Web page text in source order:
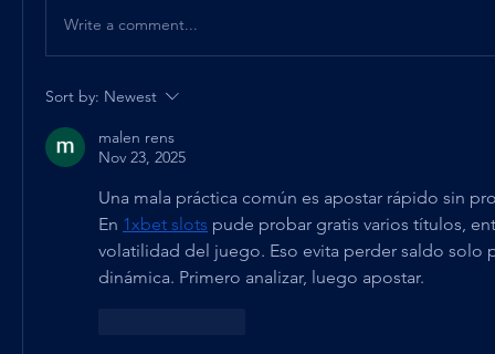
Write a comment...
Sort by: Newest
malen rens
Nov 23, 2025
Una mala práctica común es apostar rápido sin
En 1xbet slots pude probar gratis varios títulos,
volatilidad del juego. Eso evita perder saldo solo
dinámica. Primero analizar, luego apostar.